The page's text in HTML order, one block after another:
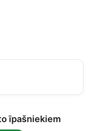
īpašniekiem